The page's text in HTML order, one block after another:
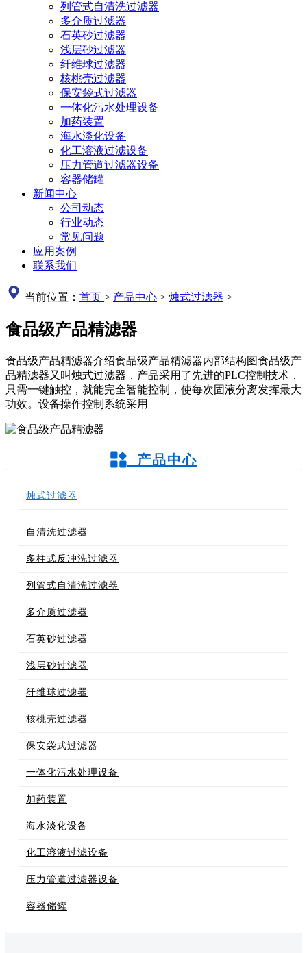
列管式自清洗过滤器
多介质过滤器
石英砂过滤器
浅层砂过滤器
纤维球过滤器
核桃壳过滤器
保安袋式过滤器
一体化污水处理设备
加药装置
海水淡化设备
化工溶液过滤设备
压力管道过滤器设备
容器储罐
新闻中心
公司动态
行业动态
常见问题
应用案例
联系我们
当前位置： 首页 > 产品中心 > 烛式过滤器 >
食品级产品精滤器
食品级产品精滤器介绍食品级产品精滤器内部结构图食品级产
品精滤器又叫烛式过滤器，产品采用了先进的PLC控制技术，
只需一键触控，就能完全智能控制，使每次固液分离发挥最大
功效。设备操作控制系统采用
产品中心
烛式过滤器
自清洗过滤器
多柱式反冲洗过滤器
列管式自清洗过滤器
多介质过滤器
石英砂过滤器
浅层砂过滤器
纤维球过滤器
核桃壳过滤器
保安袋式过滤器
一体化污水处理设备
加药装置
海水淡化设备
化工溶液过滤设备
压力管道过滤器设备
容器储罐